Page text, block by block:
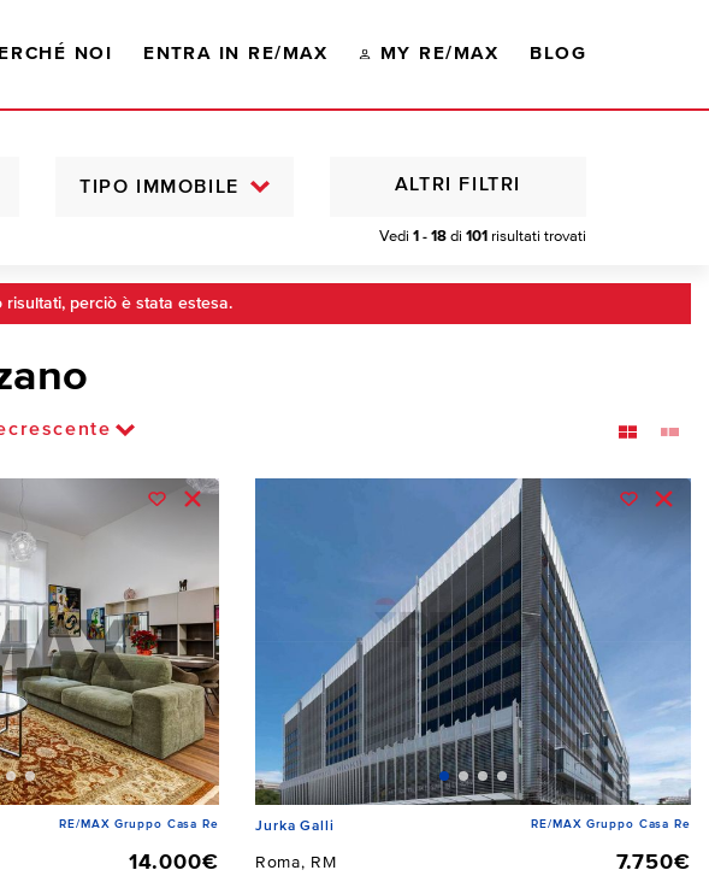
NOI ENTRA IN RE/MAX MY RE/MAX BLOG
TIPO IMMOBILE
Vedi 1 - 18 di 101 risultati trovati
ALTRI FILTRI
perciò è stata estesa.
RE/MAX Gruppo Casa Re
14.000€
Jurka Galli RE/MAX Gruppo Casa Re
Roma, RM
7.750€